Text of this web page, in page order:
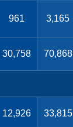
961 3,165
30,758 70,868
12,926 33,815